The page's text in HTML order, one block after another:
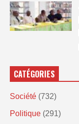
CATÉGORIES
Société (732)
Politique (291)